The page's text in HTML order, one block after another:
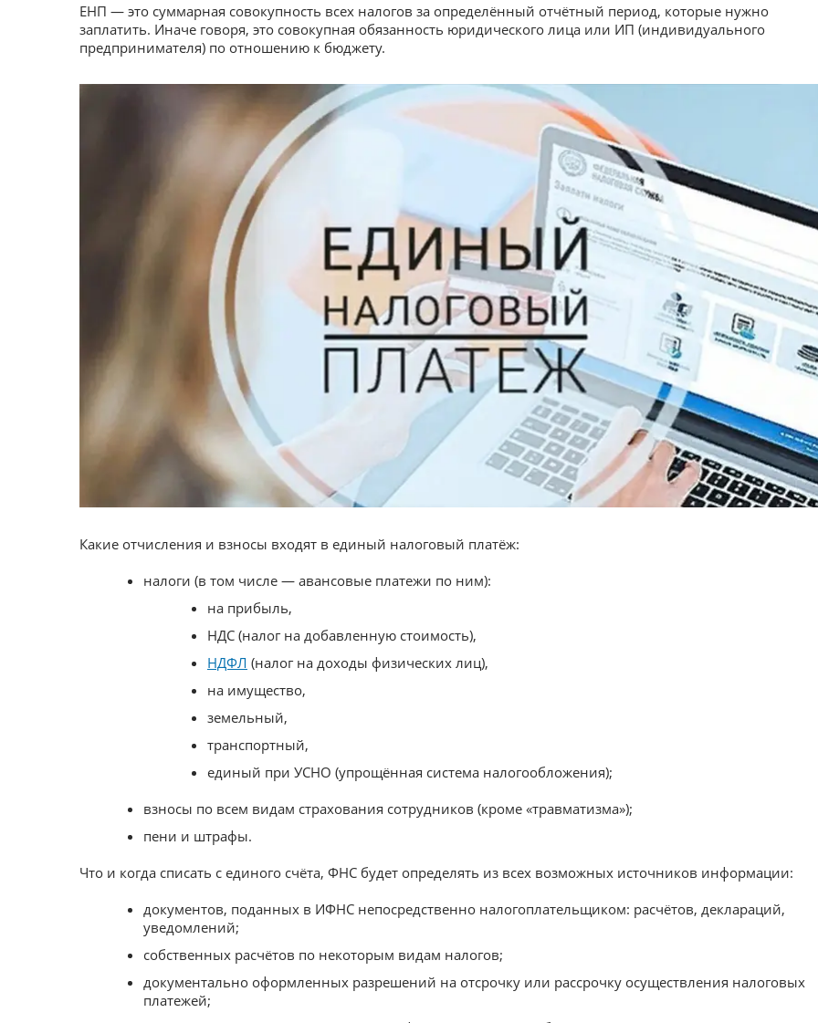
ЕНП — это суммарная совокупность всех налогов за определённый отчётный период, которые нужно
заплатить. Иначе говоря, это совокупная обязанность юридического лица или ИП (индивидуального
предпринимателя) по отношению к бюджету.
Какие отчисления и взносы входят в единый налоговый платёж:
налоги (в том числе — авансовые платежи по ним):
на прибыль,
НДС (налог на добавленную стоимость),
НДФЛ (налог на доходы физических лиц),
на имущество,
земельный,
транспортный,
единый при УСНО (упрощённая система налогообложения);
взносы по всем видам страхования сотрудников (кроме «травматизма»);
пени и штрафы.
Что и когда списать с единого счёта, ФНС будет определять из всех возможных источников информации:
документов, поданных в ИФНС непосредственно налогоплательщиком: расчётов, деклараций,
уведомлений;
собственных расчётов по некоторым видам налогов;
документально оформленных разрешений на отсрочку или рассрочку осуществления налоговых
платежей;